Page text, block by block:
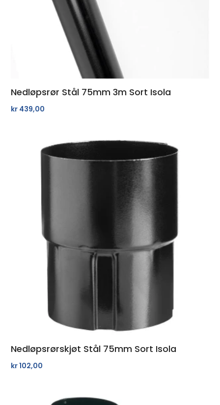
Nedløpsrør Stål 75mm 3m Sort Isola
kr 439,00
Nedløpsrørskjøt Stål 75mm Sort Isola
kr102,00